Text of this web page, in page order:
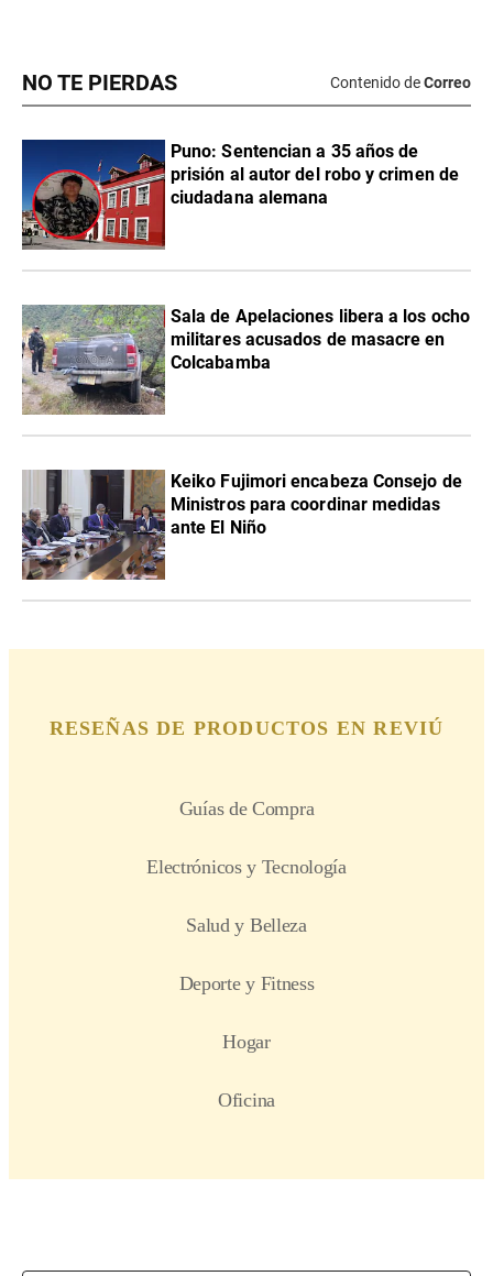
NO TE PIERDAS Contenido deCorreo
Puno: Sentencian a 35 años de
prisión al autor del robo y crimen de
ciudadana alemana
Sala de Apelaciones libera a los ocho
militares acusados de masacre en
Colcabamba
Keiko Fujimori encabeza Consejo de
Ministros para coordinar medidas
ante El Niño